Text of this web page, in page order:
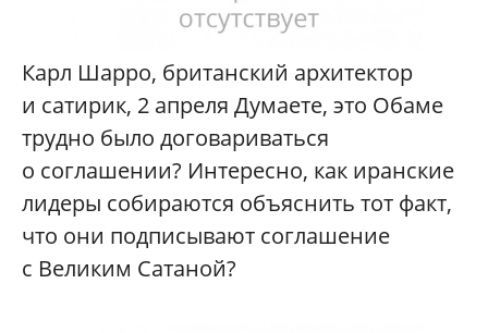
Карл Шарро, британский архитектор
и сатирик, 2 апреля Думаете, это Обаме
трудно было договариваться
о соглашении? Интересно, как иранские
лидеры собираются объяснить тот факт,
что они подписывают соглашение
с Великим Сатаной?